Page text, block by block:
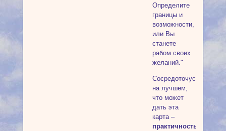
Определите
границы и
возможности,
или Вы
станете
рабом своих
желаний."
Сосредоточусь
на лучшем,
что может
дать эта
карта –
практичность